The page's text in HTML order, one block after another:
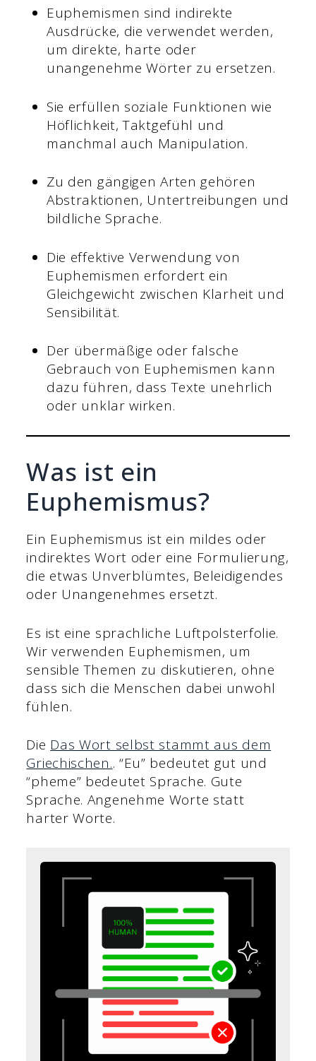
Euphemismen sind indirekte
Ausdrücke, die verwendet werden,
um direkte, harte oder
unangenehme Wörter zu ersetzen.
Sie erfüllen soziale Funktionen wie
Höflichkeit, Taktgefühl und
manchmal auch Manipulation.
Zu den gängigen Arten gehören
Abstraktionen, Untertreibungen und
bildliche Sprache.
Die effektive Verwendung von
Euphemismen erfordert ein
Gleichgewicht zwischen Klarheit und
Sensibilität.
Der übermäßige oder falsche
Gebrauch von Euphemismen kann
dazu führen, dass Texte unehrlich
oder unklar wirken.
Was ist ein
Euphemismus?
Ein Euphemismus ist ein mildes oder
indirektes Wort oder eine Formulierung,
die etwas Unverblümtes, Beleidigendes
oder Unangenehmes ersetzt.
Es ist eine sprachliche Luftpolsterfolie.
Wir verwenden Euphemismen, um
sensible Themen zu diskutieren, ohne
dass sich die Menschen dabei unwohl
fühlen.
Die Das Wort selbst stammt aus dem
Griechischen.. “Eu” bedeutet gut und
“pheme” bedeutet Sprache. Gute
Sprache. Angenehme Worte statt
harter Worte.